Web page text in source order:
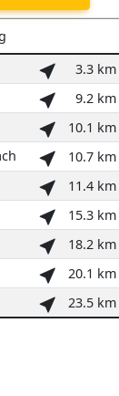
3.3 km
9.2 km
10.1 km
10.7 km
11.4 km
15.3 km
18.2 km
20.1 km
23.5 km